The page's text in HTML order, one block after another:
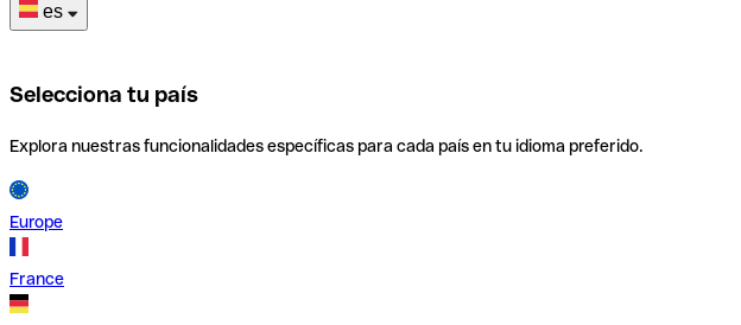
es
Selecciona tu país
Explora nuestras funcionalidades específicas para cada país en tu idioma preferido.
Europe
France